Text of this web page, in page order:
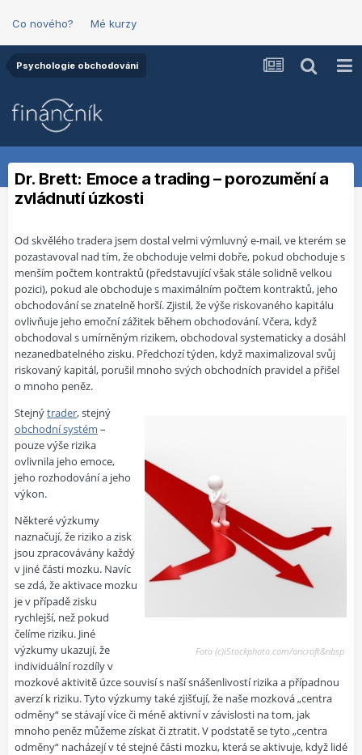
Co nového? Mé kurzy
Psychologie obchodování
Dr. Brett: Emoce a trading – porozumění a
zvládnutí úzkosti
Od skvělého tradera jsem dostal velmi výmluvný e-mail, ve kterém se
pozastavoval nad tím, že obchoduje velmi dobře, pokud obchoduje s
menším počtem kontraktů (představující však stále solidně velkou
pozici), pokud ale obchoduje s maximálním počtem kontraktů, jeho
obchodování se znatelně horší. Zjistil, že výše riskovaného kapitálu
ovlivňuje jeho emoční zážitek během obchodování. Včera, když
obchodoval s umírněným rizikem, obchodoval systematicky a dosáhl
nezanedbatelného zisku. Předchozí týden, když maximalizoval svůj
riskovaný kapitál, porušil mnoho svých obchodních pravidel a přišel
o mnoho peněz.
Foto (c)iStockphoto.com/ancroft&nbsp
Stejnýtrader, stejný
obchodní systém –
pouze výše rizika
ovlivnila jeho emoce,
jeho rozhodování a jeho
výkon.
Některé výzkumy
naznačují, že riziko a zisk
jsou zpracovávány každý
v jiné části mozku. Navíc
se zdá, že aktivace mozku
je v případě zisku
rychlejší, než pokud
čelíme riziku. Jiné
výzkumy ukazují, že
individuální rozdíly v
mozkové aktivitě úzce souvisí s naší snášenlivostí rizika a případnou
averzí k riziku. Tyto výzkumy také zjišťují, že naše mozková „centra
odměny“ se stávají více či méně aktivní v závislosti na tom, jak
mnoho peněz můžeme získat či ztratit. V podstatě se tyto „centra
odměny“ nacházejí v té stejné části mozku, která se aktivuje, když lidé